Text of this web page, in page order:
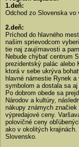
1.deň:
Odchod zo Slovenska vo
2.deň:
Príchod do hlavného
našim sprievodcom
tie naj zaujímavosti a
Nebude chýbať centrum
prezidentský palác alebo
ktorá v sebe ukrýva
hlavné námestie Rynek
symbolom a dostala sa
Po dobrom obede sa
Národov a kultúry,
nákupy známych
výpredajové ceny.
polovičné ceny
ako v okolitých
Slovensko.